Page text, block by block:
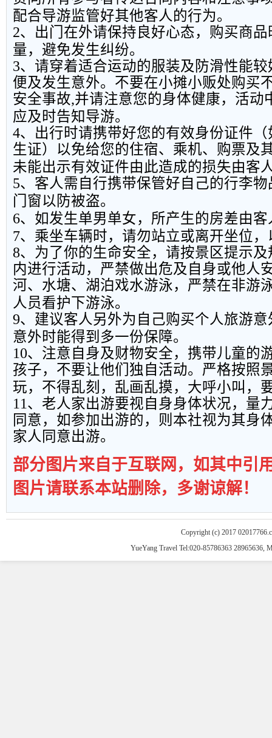
配合导游监管好其他客人的行为。
2、出门在外请保持良好心态，购买商
量，避免发生纠纷。
3、请穿着适合运动的服装及防滑性能
便及发生意外。不要在小摊小贩处购买
安全事故,并请注意您的身体健康，活动
应及时告知导游。
4、出行时请携带好您的有效身份证件
生证）以免给您的住宿、乘机、购票及
未能出示有效证件由此造成的损失由客
5、客人需自行携带保管好自己的行李
门窗以防被盗。
6、如发生单男单女，所产生的房差由客
7、乘坐车辆时，请勿站立或离开坐位
8、为了你的生命安全，请按景区提示
内进行活动，严禁做出危及自身或他人
河、水塘、湖泊戏水游泳，严禁在非游
人员看护下游泳。
9、建议客人另外为自己购买个人旅游
意外时能得到多一份保障。
10、注意自身及财物安全，携带儿童的
孩子，不要让他们独自活动。严格按照
玩，不得乱刻，乱画乱摸，大呼小叫，
11、老人家出游要视自身身体状况，量
同意，如参加出游的，则本社视为其身
家人同意出游。
部分图片来自于互联网，如其中引
图片请联系本站删除，多谢谅解！
Copyright (c) 2017
YueYang Travel Tel:020-85786363 28965636,